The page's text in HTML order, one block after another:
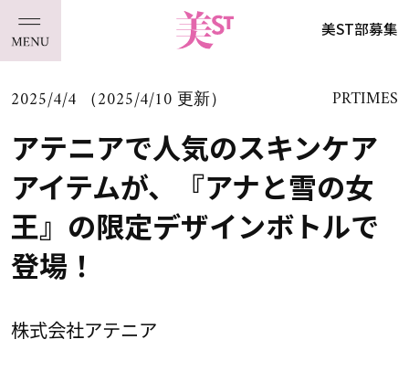
美ST部募集
2025/4/4 （2025/4/10 更新） PRTIMES
アテニアで人気のスキンケア
アイテムが、『アナと雪の女
王』の限定デザインボトルで
登場！
株式会社アテニア